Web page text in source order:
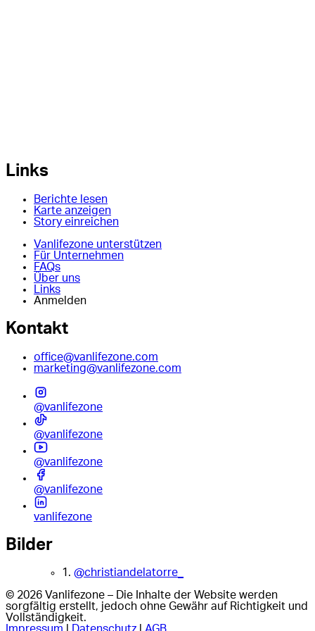
Links
Berichte lesen
Karte anzeigen
Story einreichen
Vanlifezone unterstützen
Für Unternehmen
FAQs
Über uns
Links
Anmelden
Kontakt
office@vanlifezone.com
marketing@vanlifezone.com
@vanlifezone
@vanlifezone
@vanlifezone
@vanlifezone
vanlifezone
Bilder
1. @christiandelatorre_
© 2026 Vanlifezone – Die Inhalte der Website werden
sorgfältig erstellt, jedoch ohne Gewähr auf Richtigkeit und
Vollständigkeit.